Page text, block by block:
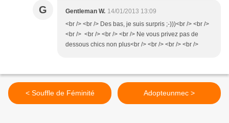
G Gentleman W. 14/01/2013 13:09
<br /> <br /> Des bas, je suis surpris ;-)))<br /> <br />
<br /> <br /> <br /> <br /> Ne vous privez pas de
dessous chics non plus<br /> <br /> <br /> <br />
< Souffle de Féminité Adopteunmec >